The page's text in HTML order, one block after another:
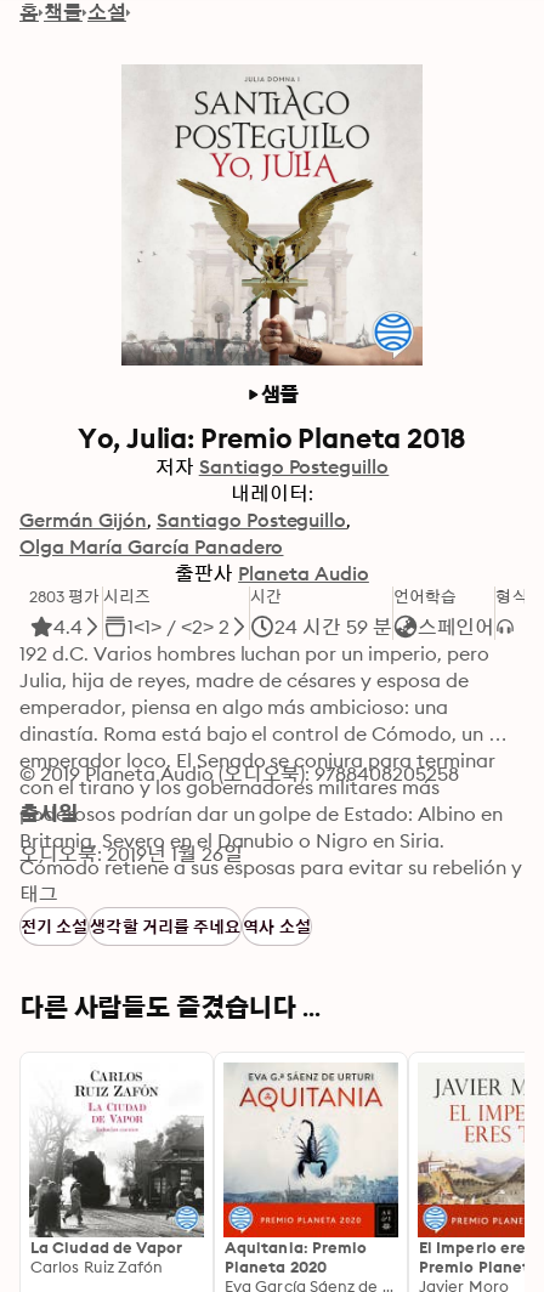
홈 책들 소설
샘플
Yo, Julia: Premio Planeta 2018
저자 Santiago Posteguillo
내레이터:
Germán Gijón Santiago Posteguillo
Olga María García Panadero
출판사 Planeta Audio
2803 평가
4.4
시리즈
1<1> / <2> 2
시간
24 시간 59 분
언어학습
스페인어
형식
192 d.C. Varios hombres luchan por un imperio, pero
Julia, hija de reyes, madre de césares y esposa de
emperador, piensa en algo más ambicioso: una
dinastía. Roma está bajo el control de Cómodo, un
emperador loco. El Senado se conjura para terminar
con el tirano y los gobernadores militares más
poderosos podrían dar un golpe de Estado: Albino en
Britania, Severo en el Danubio o Nigro en Siria.
Cómodo retiene a sus esposas para evitar su rebelión y
Julia, la mujer de Severo, se convierte así en rehén.
De pronto, Roma arde. Un incendio asola la ciudad. ¿Es
un desastre o una oportunidad? Cinco hombres se
partida está a punto de empezar. Pero para Julia la
© 2019 Planeta Audio (오디오북): 9788408205258
출시일
오디오북: 2019년 1월 26일
태그
전기 소설생각할 거리를 주네요역사 소설
다른 사람들도 즐겼습니다 ...
La Ciudad de Vapor
Carlos Ruiz Zafón
Aquitania: Premio
Planeta 2020
Eva García Sáenz de Urturi
El Imperio eres
Premio Planeta
Javier Moro